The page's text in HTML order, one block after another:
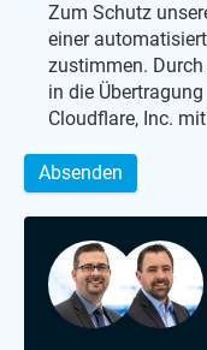
Zum Schutz
einer
zustimmen.
in die
Cloudflare, Inc.
Absenden